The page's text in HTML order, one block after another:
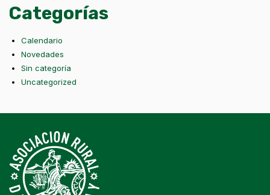
Categorías
Calendario
Novedades
Sin categoría
Uncategorized